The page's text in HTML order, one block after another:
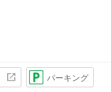
パーキング